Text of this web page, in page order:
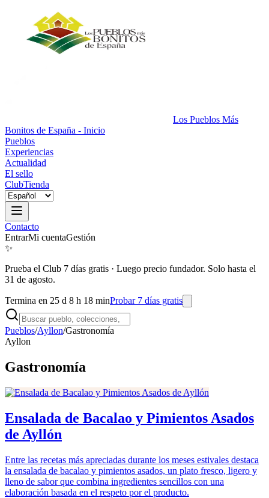
Los Pueblos Más
Bonitos de España - Inicio
Pueblos
Experiencias
Actualidad
El sello
ClubTienda
Contacto
EntrarMi cuentaGestión
✨
Prueba el Club 7 días gratis · Luego precio fundador. Solo hasta el
31 de agosto.
Termina en 25 d 8 h 18 minProbar 7 días gratis
Pueblos/Ayllon/Gastronomía
Ayllon
Gastronomía
Ensalada de Bacalao y Pimientos Asados
de Ayllón
Entre las recetas más apreciadas durante los meses estivales destaca
la ensalada de bacalao y pimientos asados, un plato fresco, ligero y
lleno de sabor que combina ingredientes sencillos con una
elaboración basada en el respeto por el producto.